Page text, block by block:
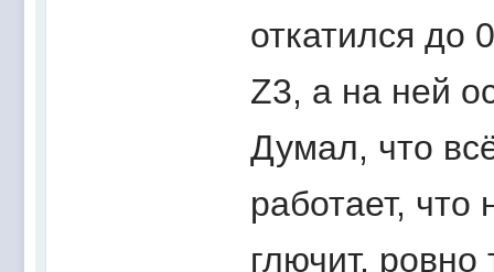
откатился до
Z3, а на ней
Думал, что
работает, что
глючит, ровно